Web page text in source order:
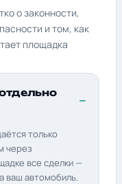
о законности,
и том, как
площадка
только
через
все сделки —
ваш автомобиль.